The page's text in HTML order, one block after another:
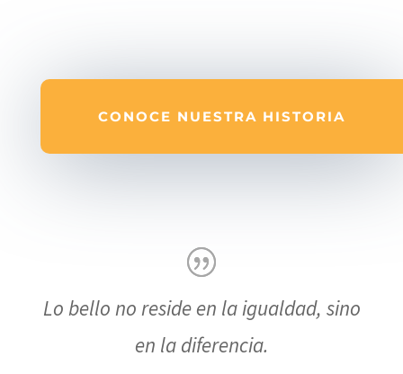
CONOCE NUESTRA HISTORIA
Lo bello no reside en la igualdad, sino
en la diferencia.